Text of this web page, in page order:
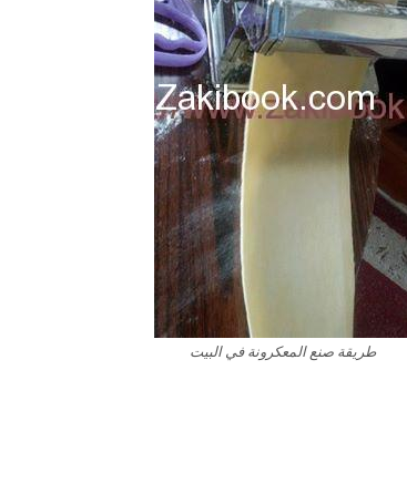
طريقة صنع المعكرونة في البيت